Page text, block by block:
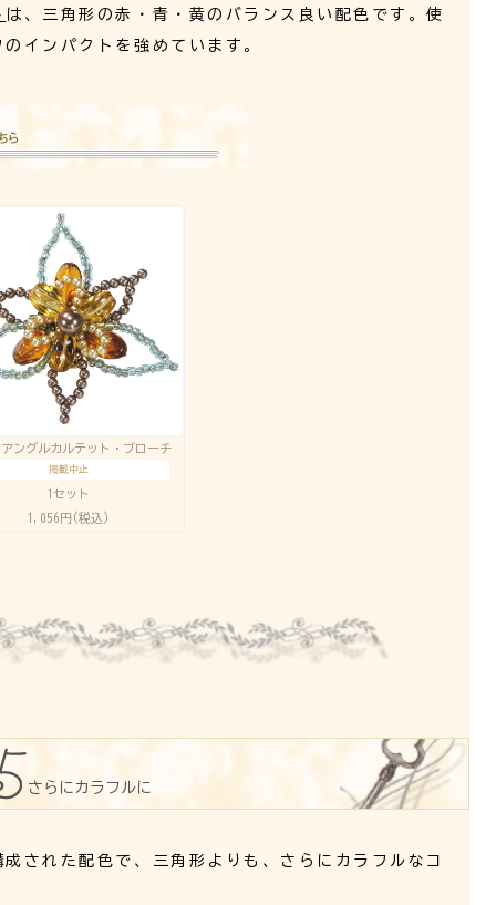
は、三角形の赤・青・黄のバランス良い配色です。使
インパクトを強めています。
ングルカルテット・ブローチ
掲載中止
1セット
1,056円(税込)
さらにカラフルに
された配色で、三角形よりも、さらにカラフルなコ